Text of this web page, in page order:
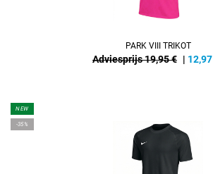
PARK VIII TRIKOT
Adviesprijs 19,95 € | 12,97
NEW
-35%